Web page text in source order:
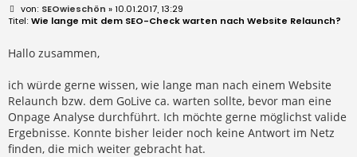
B
e
i
r
a
SEOwieschön » 10.01.2017, 13:29
Wie lange mit dem SEO-Check warten nach Website Relaunch?
Hallo zusammen,
ich würde gerne wissen, wie lange man nach einem Website
Relaunch bzw. dem GoLive ca. warten sollte, bevor man eine
Onpage Analyse durchführt. Ich möchte gerne möglichst valide
Ergebnisse. Konnte bisher leider noch keine Antwort im Netz
finden, die mich weiter gebracht hat.